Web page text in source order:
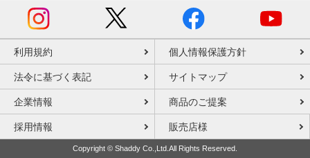
利用規約 個人情報保護方針
法令に基づく表記 サイトマップ
企業情報 商品のご提案
採用情報 販売店様
Copyright © Shaddy Co.,Ltd.All Rights Reserved.